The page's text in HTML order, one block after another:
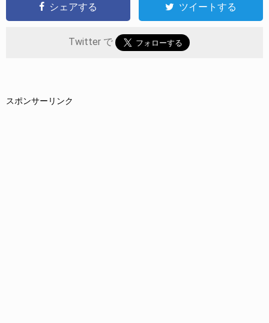
シェアする ツイートする
Twitter で
スポンサーリンク